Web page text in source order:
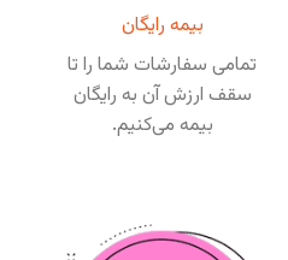
بیمه رایگان
تمامی سفارشات شما را تا
سقف ارزش آن به رایگان
بیمه می‌کنیم.